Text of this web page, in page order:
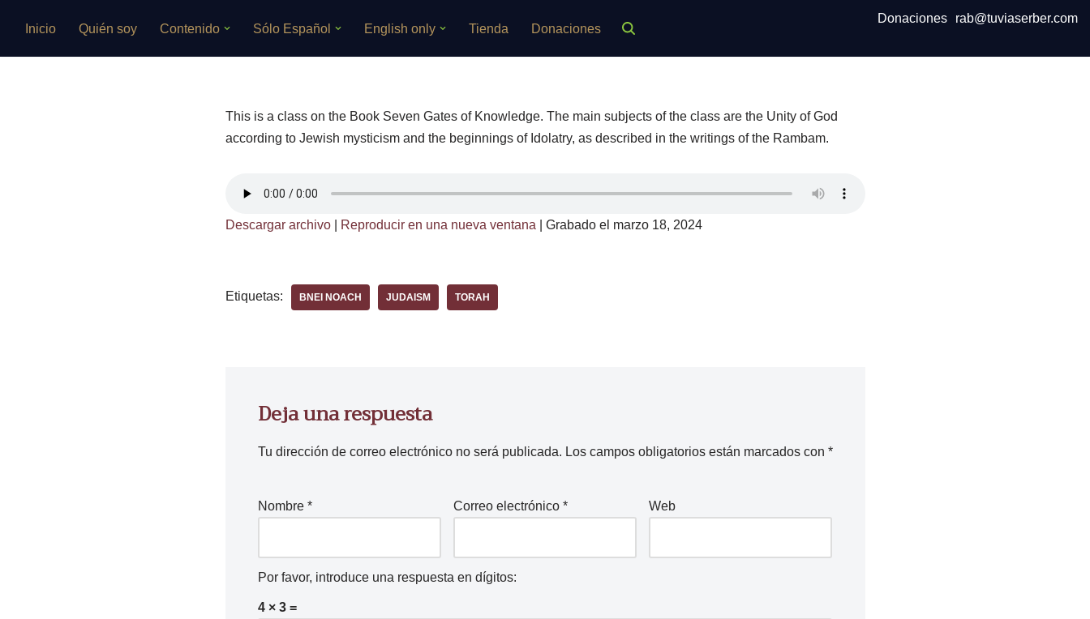
Inicio Quién soy Contenido Sólo Español English only Tienda Donaciones
Donaciones rab@tuviaserber.com
This is a class on the Book Seven Gates of Knowledge. The main subjects of the class are the Unity of God
according to Jewish mysticism and the beginnings of Idolatry, as described in the writings of the Rambam.
Descargar archivo| Reproducir en una nueva ventana Grabado el marzo 18, 2024
Etiquetas: BNEI NOACH JUDAISM TORAH
Deja una respuesta
Tu dirección de correo electrónico no será publicada. Los campos obligatorios están marcados con *
Nombre * Correo electrónico * Web
Por favor, introduce una respuesta en dígitos:
4 × 3 =